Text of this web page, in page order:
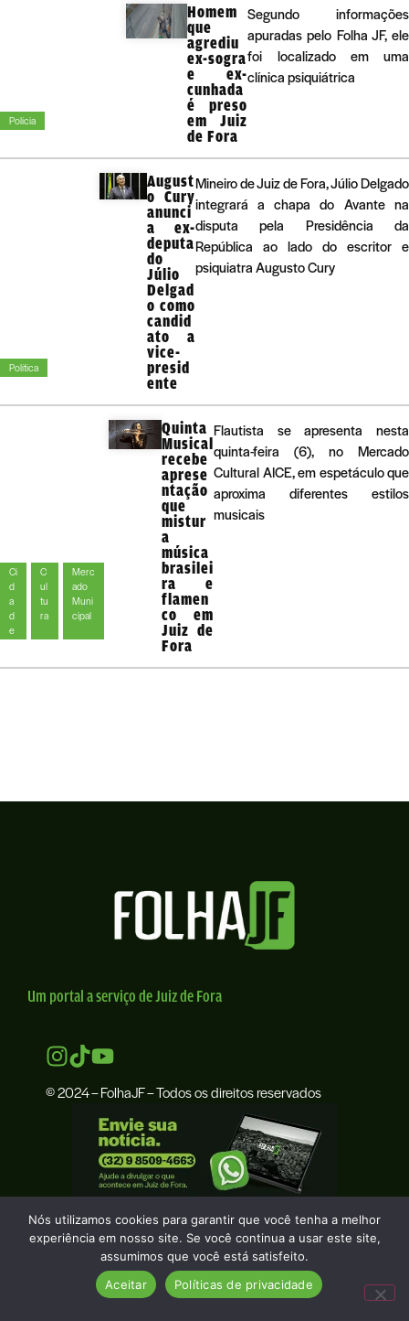
Polícia
Homem
que
agrediu
ex-sogra
e ex-
cunhada
é preso
em Juiz
de Fora
Segundo informações
apuradas pelo Folha JF, ele
foi localizado em uma
clínica psiquiátrica
Política
August
o Cury
anunci
a ex-
deputa
do
Júlio
Delgad
o como
candid
ato a
vice-
presid
ente
Mineiro de Juiz de Fora, Júlio Delgado
integrará a chapa do Avante na
disputa pela Presidência da
República ao lado do escritor e
psiquiatra Augusto Cury
Ci
d
a
d
e
C
ul
tu
ra
Merc
ado
Muni
cipal
Quinta
Musical
recebe
aprese
ntação
que
mistur
a
música
brasilei
ra e
flamen
co em
Juiz de
Fora
Flautista se apresenta nesta
quinta-feira (6), no Mercado
Cultural AICE, em espetáculo que
aproxima diferentes estilos
musicais
Um portal a serviço de Juiz de Fora
© 2024 – FolhaJF – Todos os direitos reservados
Nós utilizamos cookies para garantir que você tenha a melhor
experiência em nosso site. Se você continua a usar este site,
assumimos que você está satisfeito.
Aceitar
Políticas de privacidade